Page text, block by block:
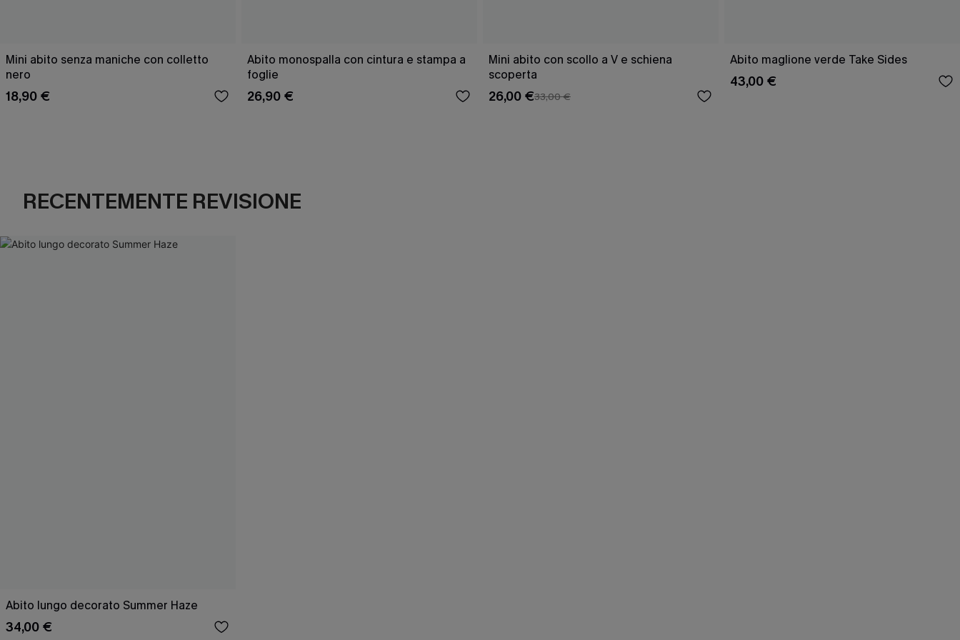
Mini abito senza maniche con colletto
nero
18,90 €
Abito monospalla con cintura e stampa a
foglie
26,90 €
Mini abito con scollo a V e schiena
scoperta
26,00 €33,00 €
Abito maglione verde Take Sides
43,00 €
RECENTEMENTE REVISIONE
Abito lungo decorato Summer Haze
34,00 €